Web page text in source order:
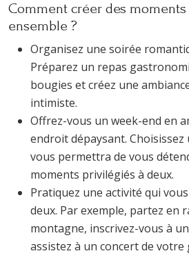
Comment créer des
ensemble ?
Organisez une soirée
Préparez un repas
bougies et créez une
intimiste.
Offrez-vous un week-end en
endroit dépaysant.
vous permettra de vous
moments privilégiés à deux.
Pratiquez une activité qui
deux. Par exemple, partez en
montagne, inscrivez-vous à
assistez à un concert de